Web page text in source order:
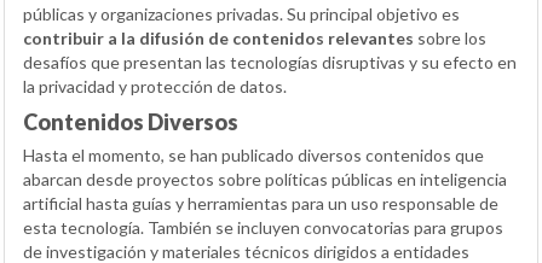
públicas y organizaciones privadas. Su principal objetivo es
contribuir a la difusión de contenidos relevantes sobre los
desafíos que presentan las tecnologías disruptivas y su efecto en
la privacidad y protección de datos.
Contenidos Diversos
Hasta el momento, se han publicado diversos contenidos que
abarcan desde proyectos sobre políticas públicas en inteligencia
artificial hasta guías y herramientas para un uso responsable de
esta tecnología. También se incluyen convocatorias para grupos
de investigación y materiales técnicos dirigidos a entidades